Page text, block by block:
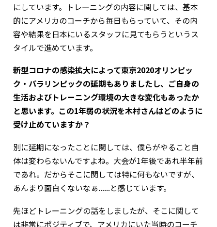
にしています。トレーニングの内容に関しては、基本
的にアメリカのコーチから毎日もらっていて、その内
容や結果を日本にいるスタッフに見てもらうというス
タイルで進めています。
新型コロナの感染拡大によって東京2020オリンピッ
ク・パラリンピックの延期もありましたし、ご自身の
生活およびトレーニング環境の大きな変化もあったか
と思います。この1年弱の状況を木村さんはどのように
受け止めていますか？
別に延期になったことに関しては、僕らがやること自
体は変わらないんですよね。大会が1年後であれ半年前
であれ。だからそこに関しては特に何もないですが、
あんまり面白くないなぁ......と感じています。
先ほどトレーニングの話をしましたが、そこに関して
は非常にポジティブで、アメリカにいた当時のコーチ